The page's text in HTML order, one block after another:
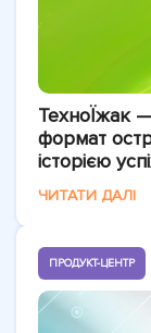
ТехноЇжак
формат
історією
ЧИТАТИ ДАЛІ
ПРОДУКТ-ЦЕНТР